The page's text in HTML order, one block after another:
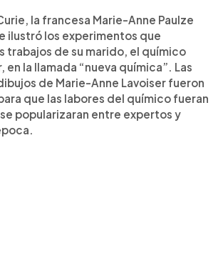
la francesa Marie-Anne Paulze
ilustró los experimentos que
trabajos de su marido, el químico
en la llamada “nueva química”. Las
de Marie-Anne Lavoiser fueron
que las labores del químico fueran
popularizaran entre expertos y